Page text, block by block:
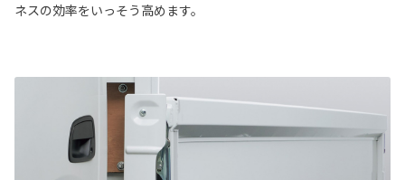
ネスの効率をいっそう高めます。